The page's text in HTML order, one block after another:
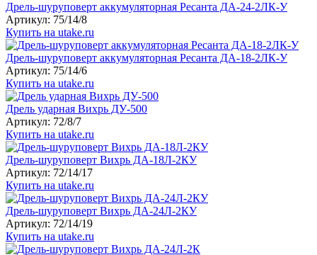
Дрель-шуруповерт аккумуляторная Ресанта ДА-24-2ЛК-У
Артикул: 75/14/8
Купить на utake.ru
Дрель-шуруповерт аккумуляторная Ресанта ДА-18-2ЛК-У
Артикул: 75/14/6
Купить на utake.ru
Дрель ударная Вихрь ДУ-500
Артикул: 72/8/7
Купить на utake.ru
Дрель-шуруповерт Вихрь ДА-18Л-2КУ
Артикул: 72/14/17
Купить на utake.ru
Дрель-шуруповерт Вихрь ДА-24Л-2КУ
Артикул: 72/14/19
Купить на utake.ru